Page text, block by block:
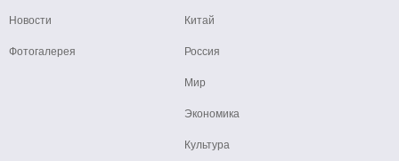
Новости
Фотогалерея
Китай
Россия
Мир
Экономика
Культура